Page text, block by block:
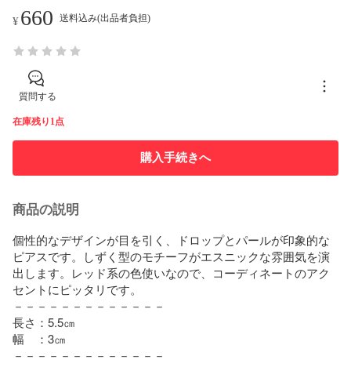
¥660 送料込み(出品者負担)
質問する
在庫残り1点
購入手続きへ
商品の説明
個性的なデザインが目を引く、ドロップとパールが印象的な
ピアスです。しずく型のモチーフがエスニックな雰囲気を演
出します。レッド系の色使いなので、コーディネートのアク
セントにピッタリです。
－－－－－－－－－－－－－
長さ：5.5㎝
幅　：3㎝
－－－－－－－－－－－－－